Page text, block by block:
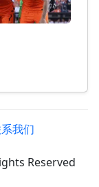
我们
Reserved